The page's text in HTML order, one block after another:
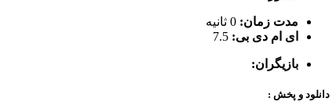
مدت زمان: 0 ثانیه
ای ام دی بی: 7.5
بازیگران:
دانلود و پخش :